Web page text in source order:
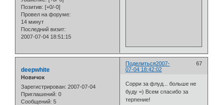
Позитив: [+0/-0]
Провел на форуме:
14 минут
Последний визит:
2007-07-04 18:51:15
Поделиться 67
2007-
07-04 18:42:02
deepwhite
Новичок
Зарегистрирован: 2007-07-04
Приглашений: 0
Сообщений: 5
Сорри за флуд... больше не
буду =) Всем спасибо за
терпение!